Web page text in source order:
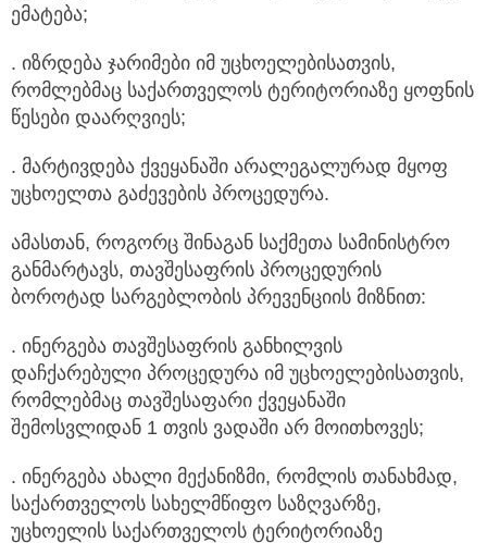
ემატება;
. იზრდება ჯარიმები იმ უცხოელებისათვის,
რომლებმაც საქართველოს ტერიტორიაზე ყოფნის
წესები დაარღვიეს;
. მარტივდება ქვეყანაში არალეგალურად მყოფ
უცხოელთა გაძევების პროცედურა.
ამასთან, როგორც შინაგან საქმეთა სამინისტრო
განმარტავს, თავშესაფრის პროცედურის
ბოროტად სარგებლობის პრევენციის მიზნით:
. ინერგება თავშესაფრის განხილვის
დაჩქარებული პროცედურა იმ უცხოელებისათვის,
რომლებმაც თავშესაფარი ქვეყანაში
შემოსვლიდან 1 თვის ვადაში არ მოითხოვეს;
. ინერგება ახალი მექანიზმი, რომლის თანახმად,
საქართველოს სახელმწიფო საზღვარზე,
უცხოელის საქართველოს ტერიტორიაზე